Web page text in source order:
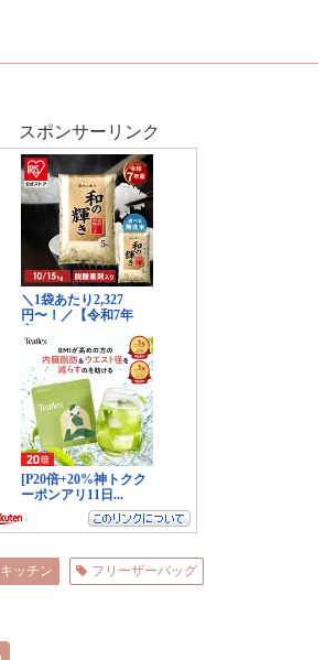
スポンサーリンク
キッチン フリーザーバッグ